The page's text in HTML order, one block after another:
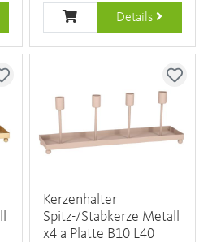
Details
Kerzenhalter
Spitz-/Stabkerze Metall
x4 a Platte B10 L40